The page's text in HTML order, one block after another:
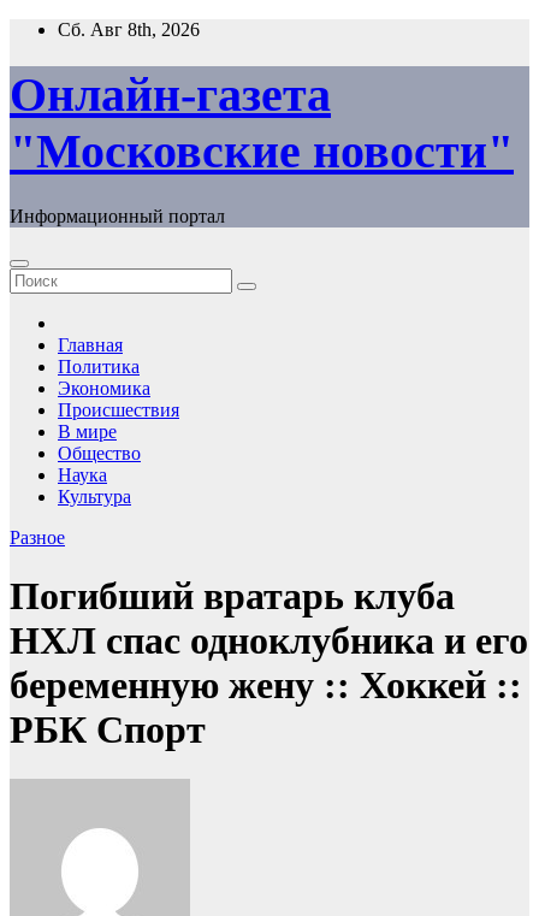
Перейти
содержимому
Сб. Авг 8th, 2026
Онлайн-газета
"Московские новости"
Информационный портал
Главная
Политика
Экономика
Происшествия
В мире
Общество
Наука
Культура
Разное
Погибший вратарь клуба
НХЛ спас одноклубника и его
беременную жену :: Хоккей ::
РБК Спорт